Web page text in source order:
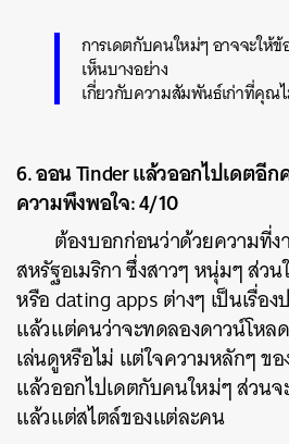
การเดตกับคนใหม่ๆ อาจจะให้
เห็นบางอย่าง
เกี่ยวกับความสัมพันธ์เก่าที่คุณ
6. ออน Tinder แล้วออกไปเดตอีก
ความพึงพอใจ: 4/10
ต้องบอกก่อนว่าด้วยความที่
สหรัฐอเมริกา ซึ่งสาวๆ หนุ่มๆ ส่ว
หรือ dating apps ต่างๆ เป็นเรื่อ
แล้วแต่คนว่าจะทดลองดาวน์โห
เล่นดูหรือไม่ แต่ใจความหลักๆ ขอ
แล้วออกไปเดตกับคนใหม่ๆ ส่วน
แล้วแต่สไตล์ของแต่ละคน